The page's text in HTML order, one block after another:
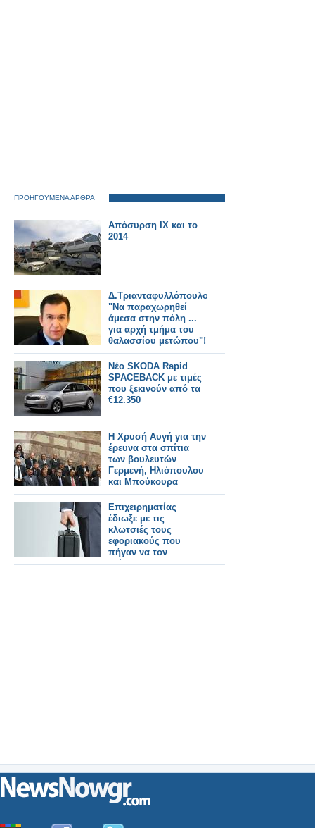
ΠΡΟΗΓΟΥΜΕΝΑ ΑΡΘΡΑ
Απόσυρση ΙΧ και το
2014
Δ.Τριανταφυλλόπουλος:
"Να παραχωρηθεί
άμεσα στην πόλη ...
για αρχή τμήμα του
θαλασσίου μετώπου"!
Νέο SKODA Rapid
SPACEBACK με τιμές
που ξεκινούν από τα
€12.350
Η Χρυσή Αυγή για την
έρευνα στα σπίτια
των βουλευτών
Γερμενή, Ηλιόπουλου
και Μπούκουρα
Επιχειρηματίας
έδιωξε με τις
κλωτσιές τους
εφοριακούς που
πήγαν να τον
ελέγξουν!